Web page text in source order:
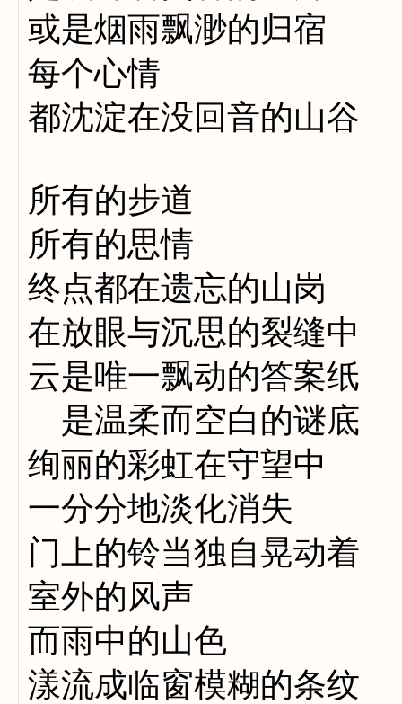
或是烟雨飘渺的归宿
每个心情
都沈淀在没回音的山谷
所有的步道
所有的思情
终点都在遗忘的山岗
在放眼与沉思的裂缝中
云是唯一飘动的答案纸
是温柔而空白的谜底
绚丽的彩虹在守望中
一分分地淡化消失
门上的铃当独自晃动着
室外的风声
而雨中的山色
漾流成临窗模糊的条纹